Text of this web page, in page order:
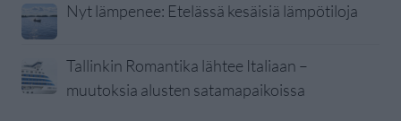
Nyt lämpenee: Etelässä kesäisiä lämpötiloja
Tallinkin Romantika lähtee Italiaan –
muutoksia alusten satamapaikoissa